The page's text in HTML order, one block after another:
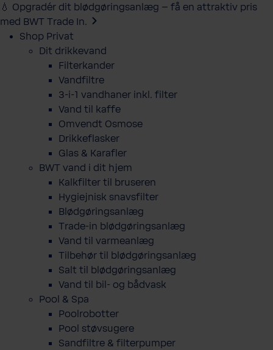
💧 Opgradér dit blødgøringsanlæg – få en attraktiv pris
med BWT Trade In.
Shop Privat
Dit drikkevand
Filterkander
Vandfiltre
3-i-1 vandhaner inkl. filter
Vand til kaffe
Omvendt Osmose
Drikkeflasker
Glas & Karafler
BWT vand i dit hjem
Kalkfilter til bruseren
Hygiejnisk snavsfilter
Blødgøringsanlæg
Trade-in blødgøringsanlæg
Vand til varmeanlæg
Tilbehør til blødgøringsanlæg
Salt til blødgøringsanlæg
Vand til bil- og bådvask
Pool & Spa
Poolrobotter
Pool støvsugere
Sandfiltre & filterpumper